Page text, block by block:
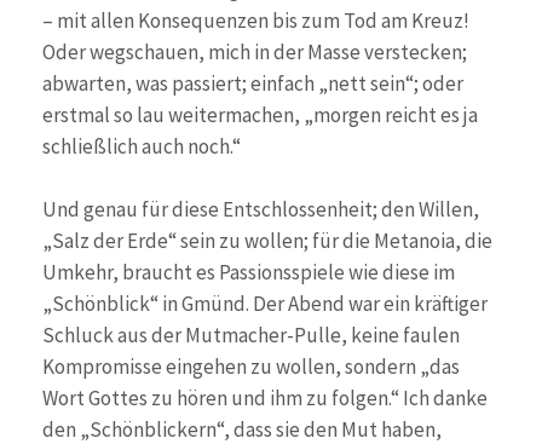
– mit allen Konsequenzen bis zum Tod am Kreuz!
Oder wegschauen, mich in der Masse verstecken;
abwarten, was passiert; einfach „nett sein“; oder
erstmal so lau weitermachen, „morgen reicht es ja
schließlich auch noch.“
Und genau für diese Entschlossenheit; den Willen,
„Salz der Erde“ sein zu wollen; für die Metanoia, die
Umkehr, braucht es Passionsspiele wie diese im
„Schönblick“ in Gmünd. Der Abend war ein kräftiger
Schluck aus der Mutmacher-Pulle, keine faulen
Kompromisse eingehen zu wollen, sondern „das
Wort Gottes zu hören und ihm zu folgen.“ Ich danke
den „Schönblickern“, dass sie den Mut haben,